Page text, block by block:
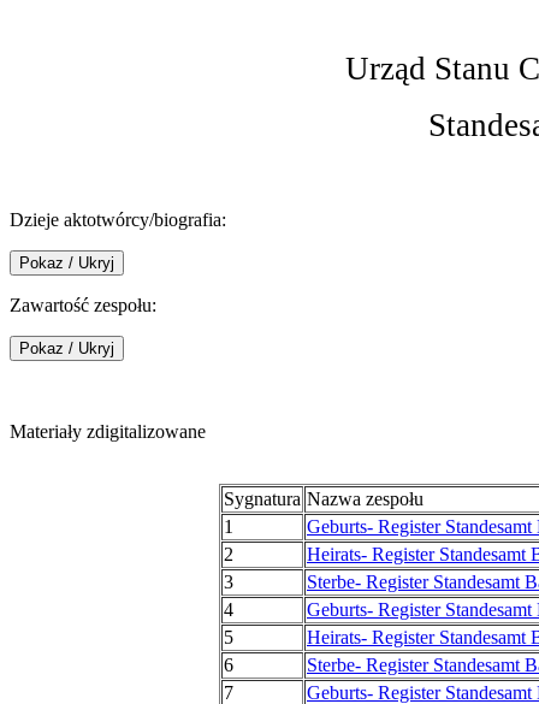
Urząd Stanu
Dzieje aktotwórcy/biografia:
Zawartość zespołu:
Materiały zdigitalizowane
Sygnatura Nazwa zespołu
1
Geburts- Register
2
Heirats- Register
3
Sterbe- Register Standesamt
4
Geburts- Register
5
Heirats- Register
6
Sterbe- Register Standesamt
7
Geburts- Register